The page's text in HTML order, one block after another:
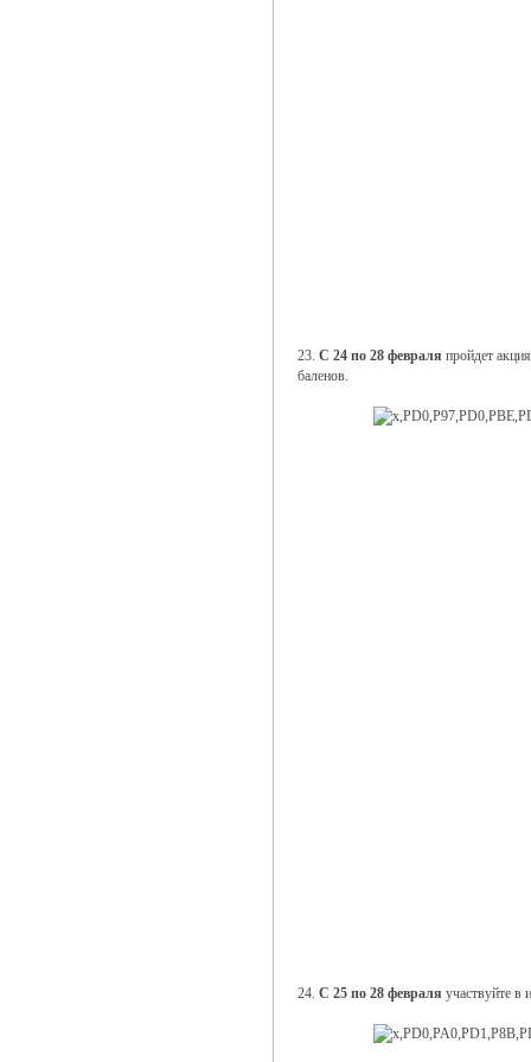
23. С 24 по 28 февраля пройдет
баленов.
24. С 25 по 28 февраля участвуйте в